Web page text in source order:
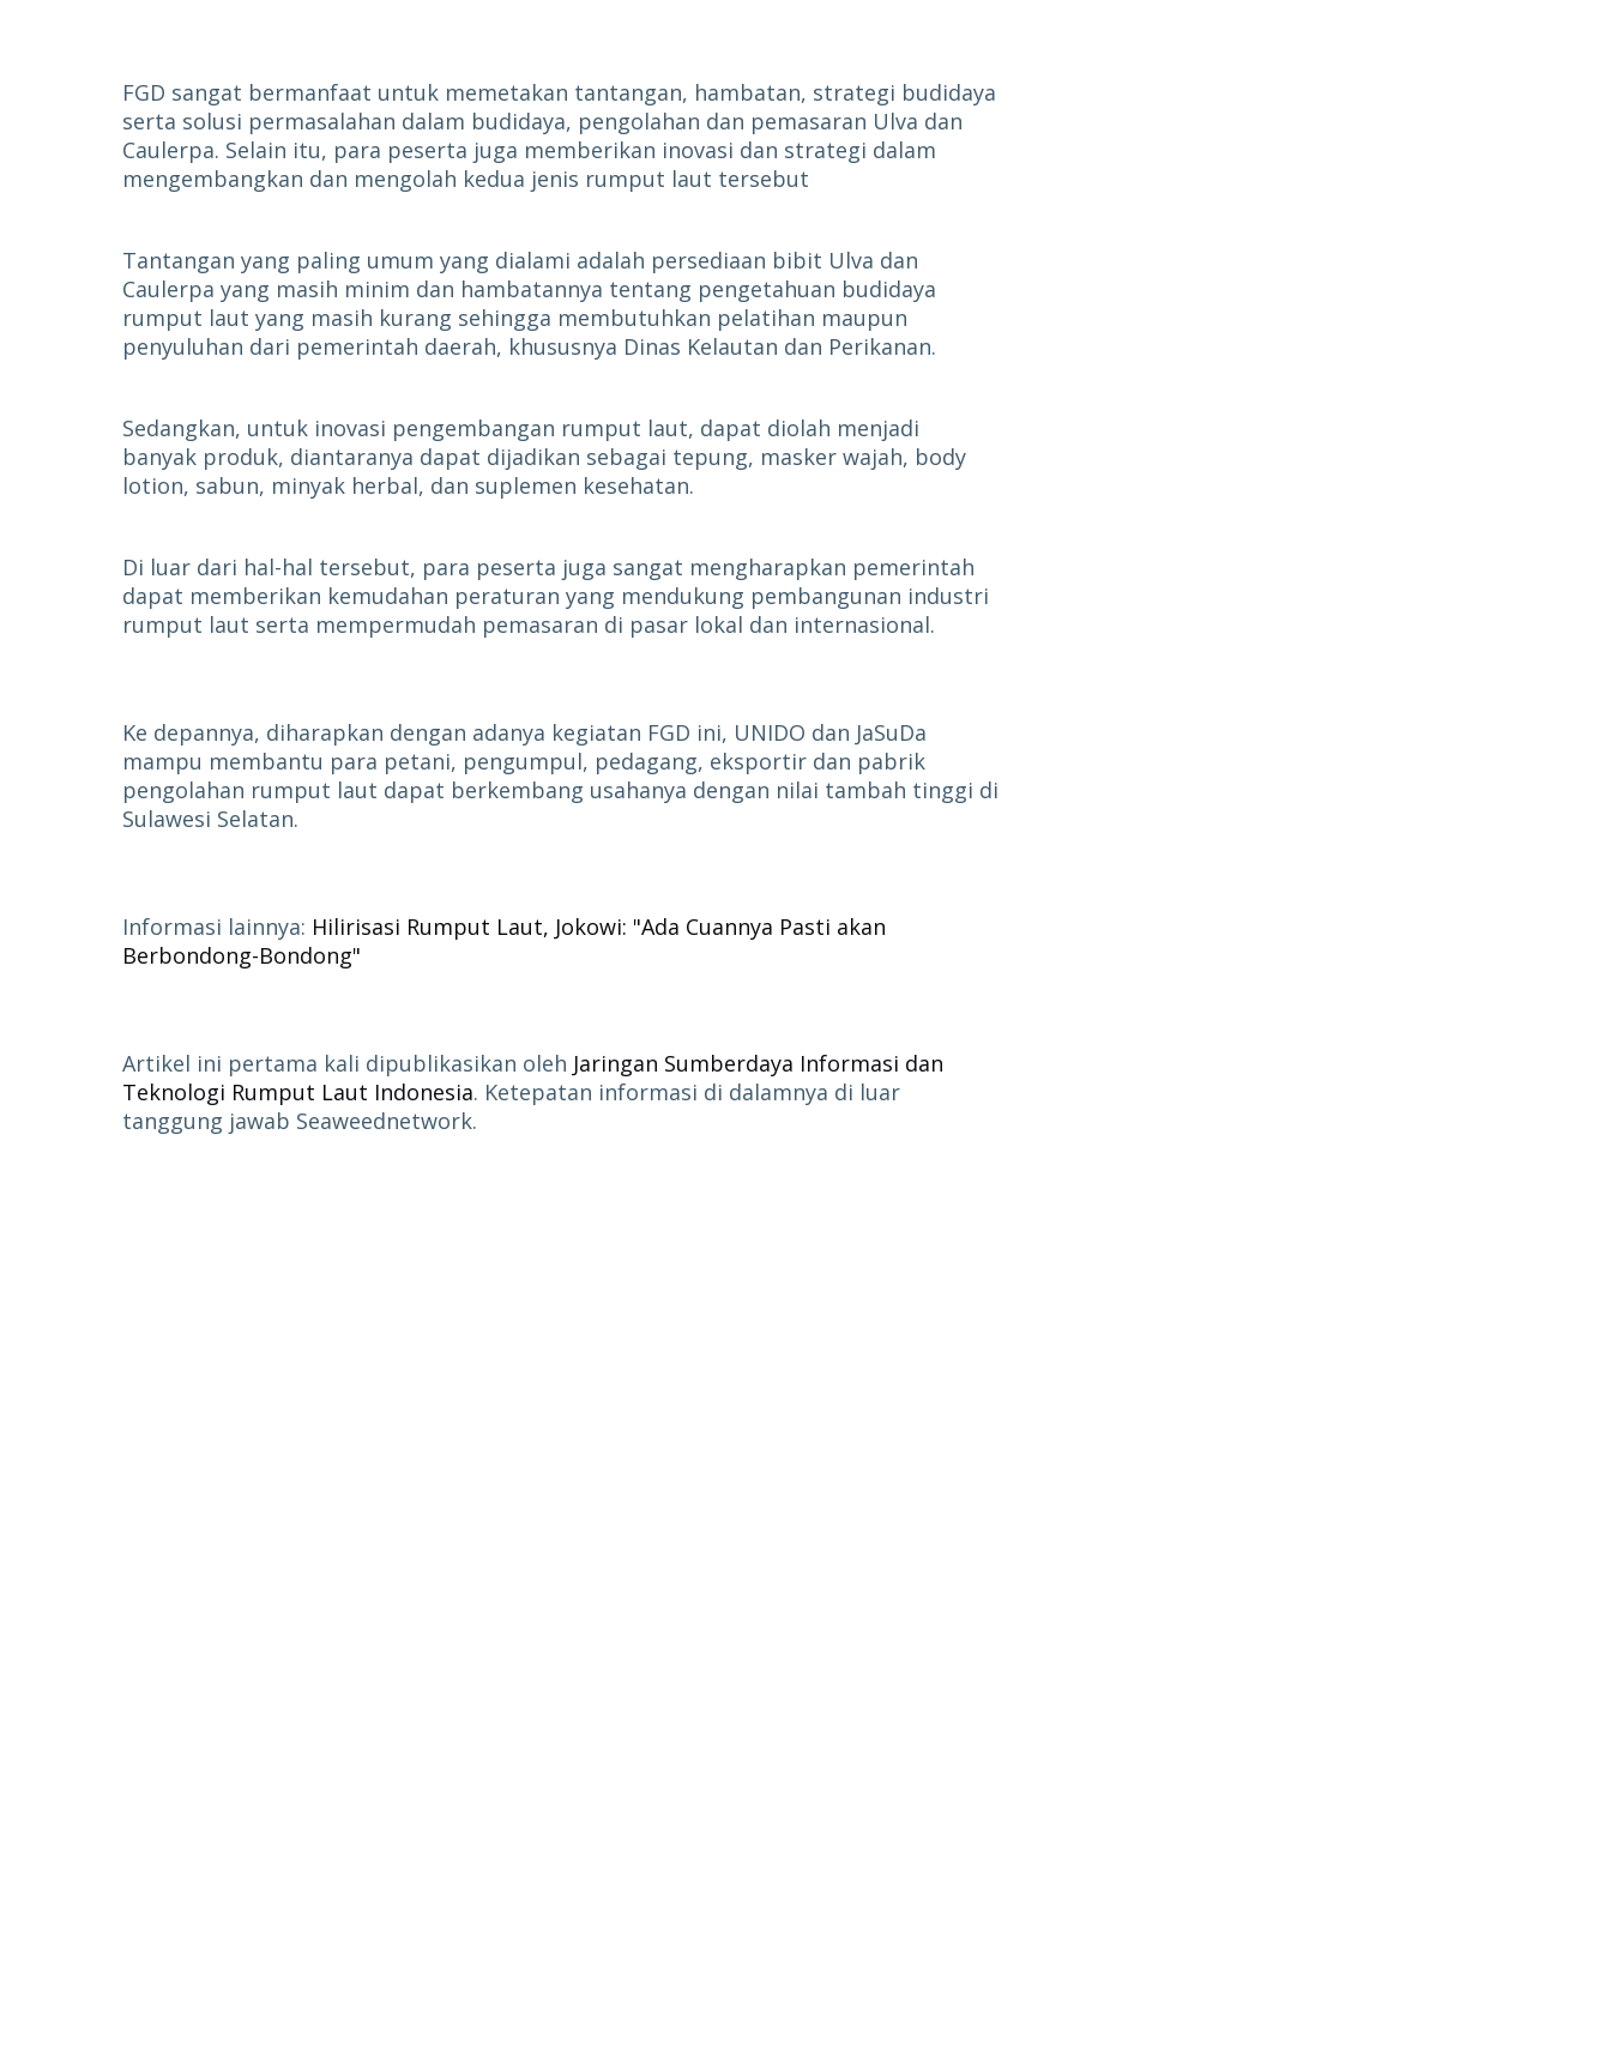
FGD sangat bermanfaat untuk memetakan tantangan, hambatan, strategi budidaya
serta solusi permasalahan dalam budidaya, pengolahan dan pemasaran Ulva dan
Caulerpa. Selain itu, para peserta juga memberikan inovasi dan strategi dalam
mengembangkan dan mengolah kedua jenis rumput laut tersebut
Tantangan yang paling umum yang dialami adalah persediaan bibit Ulva dan
Caulerpa yang masih minim dan hambatannya tentang pengetahuan budidaya
rumput laut yang masih kurang sehingga membutuhkan pelatihan maupun
penyuluhan dari pemerintah daerah, khususnya Dinas Kelautan dan Perikanan.
Sedangkan, untuk inovasi pengembangan rumput laut, dapat diolah menjadi
banyak produk, diantaranya dapat dijadikan sebagai tepung, masker wajah, body
lotion, sabun, minyak herbal, dan suplemen kesehatan.
Di luar dari hal-hal tersebut, para peserta juga sangat mengharapkan pemerintah
dapat memberikan kemudahan peraturan yang mendukung pembangunan industri
rumput laut serta mempermudah pemasaran di pasar lokal dan internasional.
Ke depannya, diharapkan dengan adanya kegiatan FGD ini, UNIDO dan JaSuDa
mampu membantu para petani, pengumpul, pedagang, eksportir dan pabrik
pengolahan rumput laut dapat berkembang usahanya dengan nilai tambah tinggi di
Sulawesi Selatan.
Informasi lainnya: Hilirisasi Rumput Laut, Jokowi: "Ada Cuannya Pasti akan
Berbondong-Bondong"
Artikel ini pertama kali dipublikasikan oleh Jaringan Sumberdaya Informasi dan
Teknologi Rumput Laut Indonesia. Ketepatan informasi di dalamnya di luar
tanggung jawab Seaweednetwork.